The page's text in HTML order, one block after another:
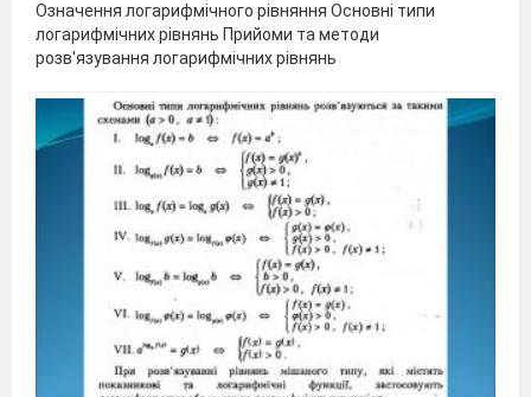
Означення логарифмічного рівняння Основні типи
логарифмічних рівнянь Прийоми та методи
розв'язування логарифмічних рівнянь